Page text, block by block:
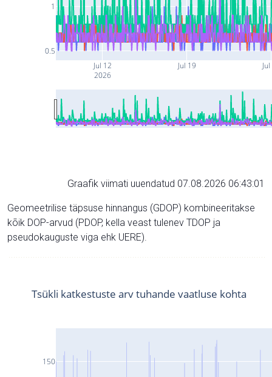
Jul 12
2026
Jul 19
0.5
1
Graafik viimati uuendatud 07.08.2026 06:43:01
Geomeetrilise täpsuse hinnangus (GDOP) kombineeritakse
kõik DOP-arvud (PDOP, kella veast tulenev TDOP ja
pseudokauguste viga ehk UERE).
150
Tsükli katkestuste arv tuhande vaatluse kohta